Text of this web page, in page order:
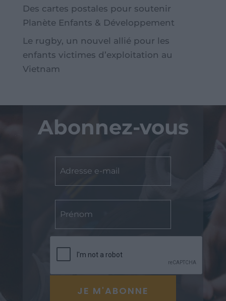
Des cartes postales pour soutenir
Planète Enfants & Développement
Le rugby, un nouvel allié pour les
enfants victimes d’exploitation au
Vietnam
Abonnez-vous